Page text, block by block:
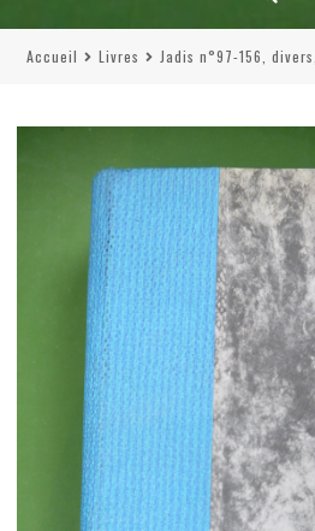
Accueil Livres Jadis n°97-156,